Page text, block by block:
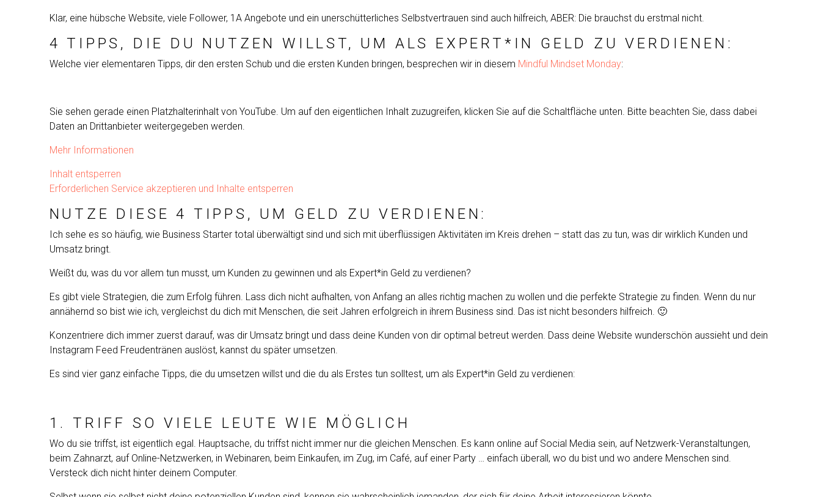
Klar, eine hübsche Website, viele Follower, 1A Angebote und ein unerschütterliches Selbstvertrauen sind auch hilfreich, ABER: Die brauchst du erstmal nicht.
4 TIPPS, DIE DU NUTZEN WILLST, UM ALS EXPERT*IN GELD ZU VERDIENEN:
Welche vier elementaren Tipps, dir den ersten Schub und die ersten Kunden bringen, besprechen wir in diesem Mindful Mindset Monday:
Sie sehen gerade einen Platzhalterinhalt von YouTube . Um auf den eigentlichen Inhalt zuzugreifen, klicken Sie auf die Schaltfläche unten. Bitte beachten Sie, dass dabei
Daten an Drittanbieter weitergegeben werden.
Mehr Informationen
Inhalt entsperren
Erforderlichen Service akzeptieren und Inhalte entsperren
NUTZE DIESE 4 TIPPS, UM GELD ZU VERDIENEN:
Ich sehe es so häufig, wie Business Starter total überwältigt sind und sich mit überflüssigen Aktivitäten im Kreis drehen – statt das zu tun, was dir wirklich Kunden und
Umsatz bringt.
Weißt du, was du vor allem tun musst, um Kunden zu gewinnen und als Expert*in Geld zu verdienen?
Es gibt viele Strategien, die zum Erfolg führen. Lass dich nicht aufhalten, von Anfang an alles richtig machen zu wollen und die perfekte Strategie zu finden. Wenn du nur
annähernd so bist wie ich, vergleichst du dich mit Menschen, die seit Jahren erfolgreich in ihrem Business sind. Das ist nicht besonders hilfreich. 🙂
Konzentriere dich immer zuerst darauf, was dir Umsatz bringt und dass deine Kunden von dir optimal betreut werden. Dass deine Website wunderschön aussieht und dein
Instagram Feed Freudentränen auslöst, kannst du später umsetzen.
Es sind vier ganz einfache Tipps, die du umsetzen willst und die du als Erstes tun solltest, um als Expert*in Geld zu verdienen:
1. TRIFF SO VIELE LEUTE WIE MÖGLICH
Wo du sie triffst, ist eigentlich egal. Hauptsache, du triffst nicht immer nur die gleichen Menschen. Es kann online auf Social Media sein, auf Netzwerk-Veranstaltungen,
beim Zahnarzt, auf Online-Netzwerken, in Webinaren, beim Einkaufen, im Zug, im Café, auf einer Party … einfach überall, wo du bist und wo andere Menschen sind.
Versteck dich nicht hinter deinem Computer.